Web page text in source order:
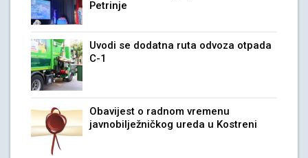
Petrinje
Uvodi se dodatna ruta odvoza otpada
C-1
Obavijest o radnom vremenu
javnobilježničkog ureda u Kostreni